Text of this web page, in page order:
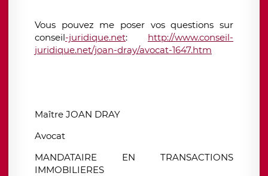
Vous pouvez me poser vos questions sur
conseil-juridique.net: http://www.conseil-
juridique.net/joan-dray/avocat-1647.htm
Maître JOAN DRAY
Avocat
MANDATAIRE EN TRANSACTIONS
IMMOBILIERES